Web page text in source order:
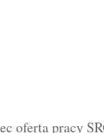
oferta pracy